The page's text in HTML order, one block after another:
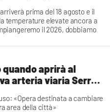
prima del 18 agosto e il
temperature elevate ancora a
il 2026, dobbiamo
quando aprirà al
arteria viaria Serra
«Opera destinata a cambiare
area della città»